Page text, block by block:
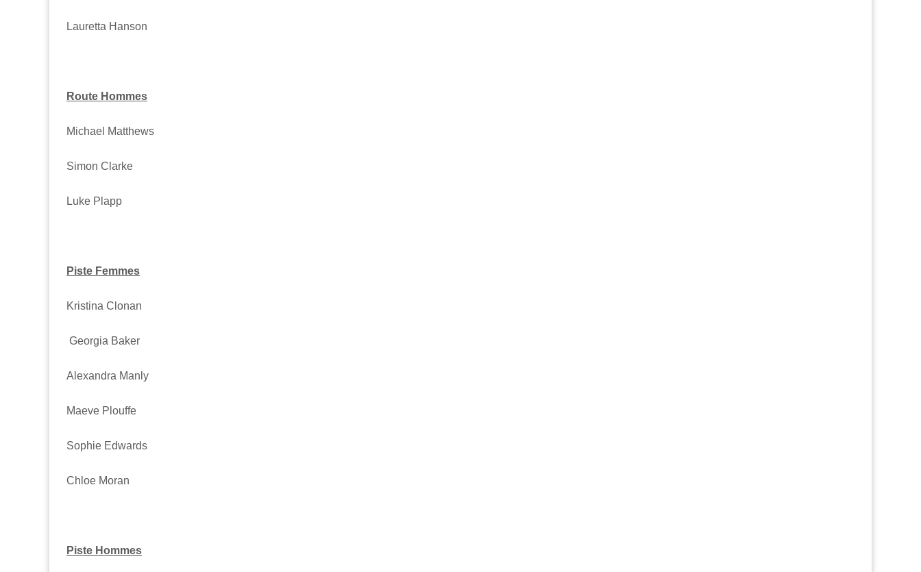
Lauretta Hanson
Route Hommes
Michael Matthews
Simon Clarke
Luke Plapp
Piste Femmes
Kristina Clonan
Georgia Baker
Alexandra Manly
Maeve Plouffe
Sophie Edwards
Chloe Moran
Piste Hommes